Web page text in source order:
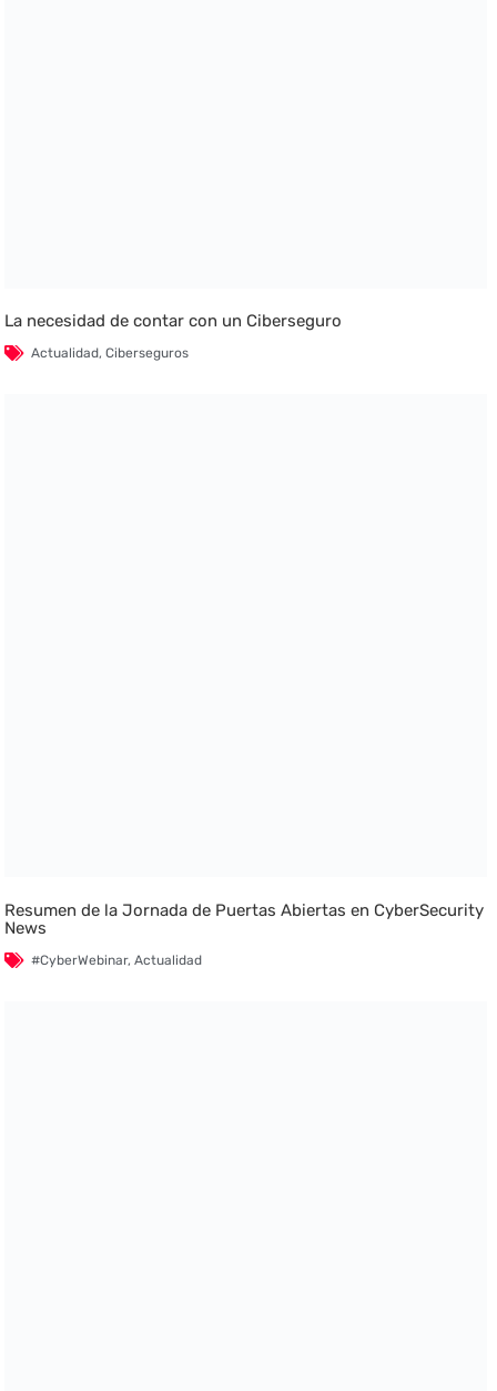
La necesidad de contar con un Ciberseguro
Actualidad,Ciberseguros
Resumen de la Jornada de Puertas Abiertas en CyberSecurity
News
#CyberWebinar,Actualidad